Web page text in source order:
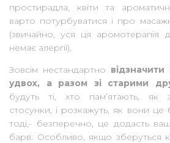
простирадла, квіти та
варто потурбуватися і про
(звичайно, уся ця аромотерапія
немає алергії).
Зовсім нестандартно
удвох, а разом зі старими
будуть ті, хто пам’ятають, як
стосунки, і розкажуть, як вони
тоді,- безперечно, це додасть
барв. Особливо, якщо зберуться